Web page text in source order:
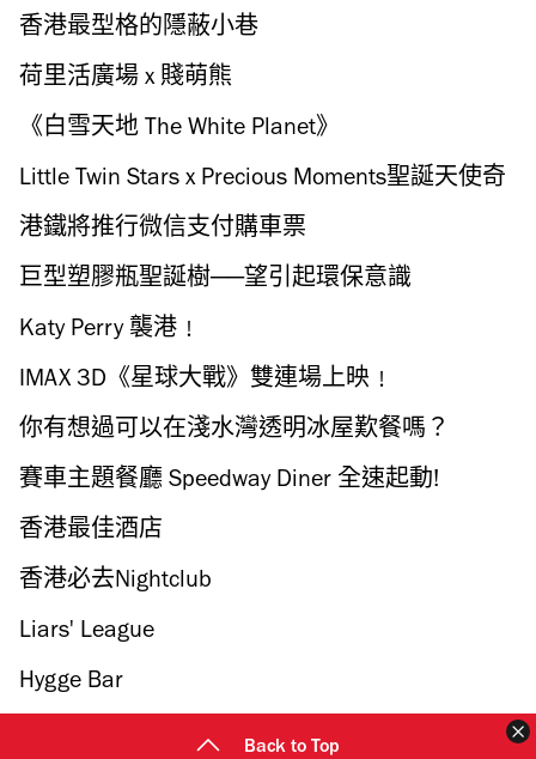
香港最型格的隱蔽小巷
荷里活廣場 x 賤萌熊
《白雪天地 The White Planet》
Little Twin Stars x Precious Moments聖誕天使奇
緣
港鐵將推行微信支付購車票
巨型塑膠瓶聖誕樹──望引起環保意識
Katy Perry 襲港﹗
IMAX 3D《星球大戰》雙連場上映﹗
你有想過可以在淺水灣透明冰屋歎餐嗎？
賽車主題餐廳 Speedway Diner 全速起動!
香港最佳酒店
香港必去Nightclub
Liars' League
Hygge Bar
Back to Top